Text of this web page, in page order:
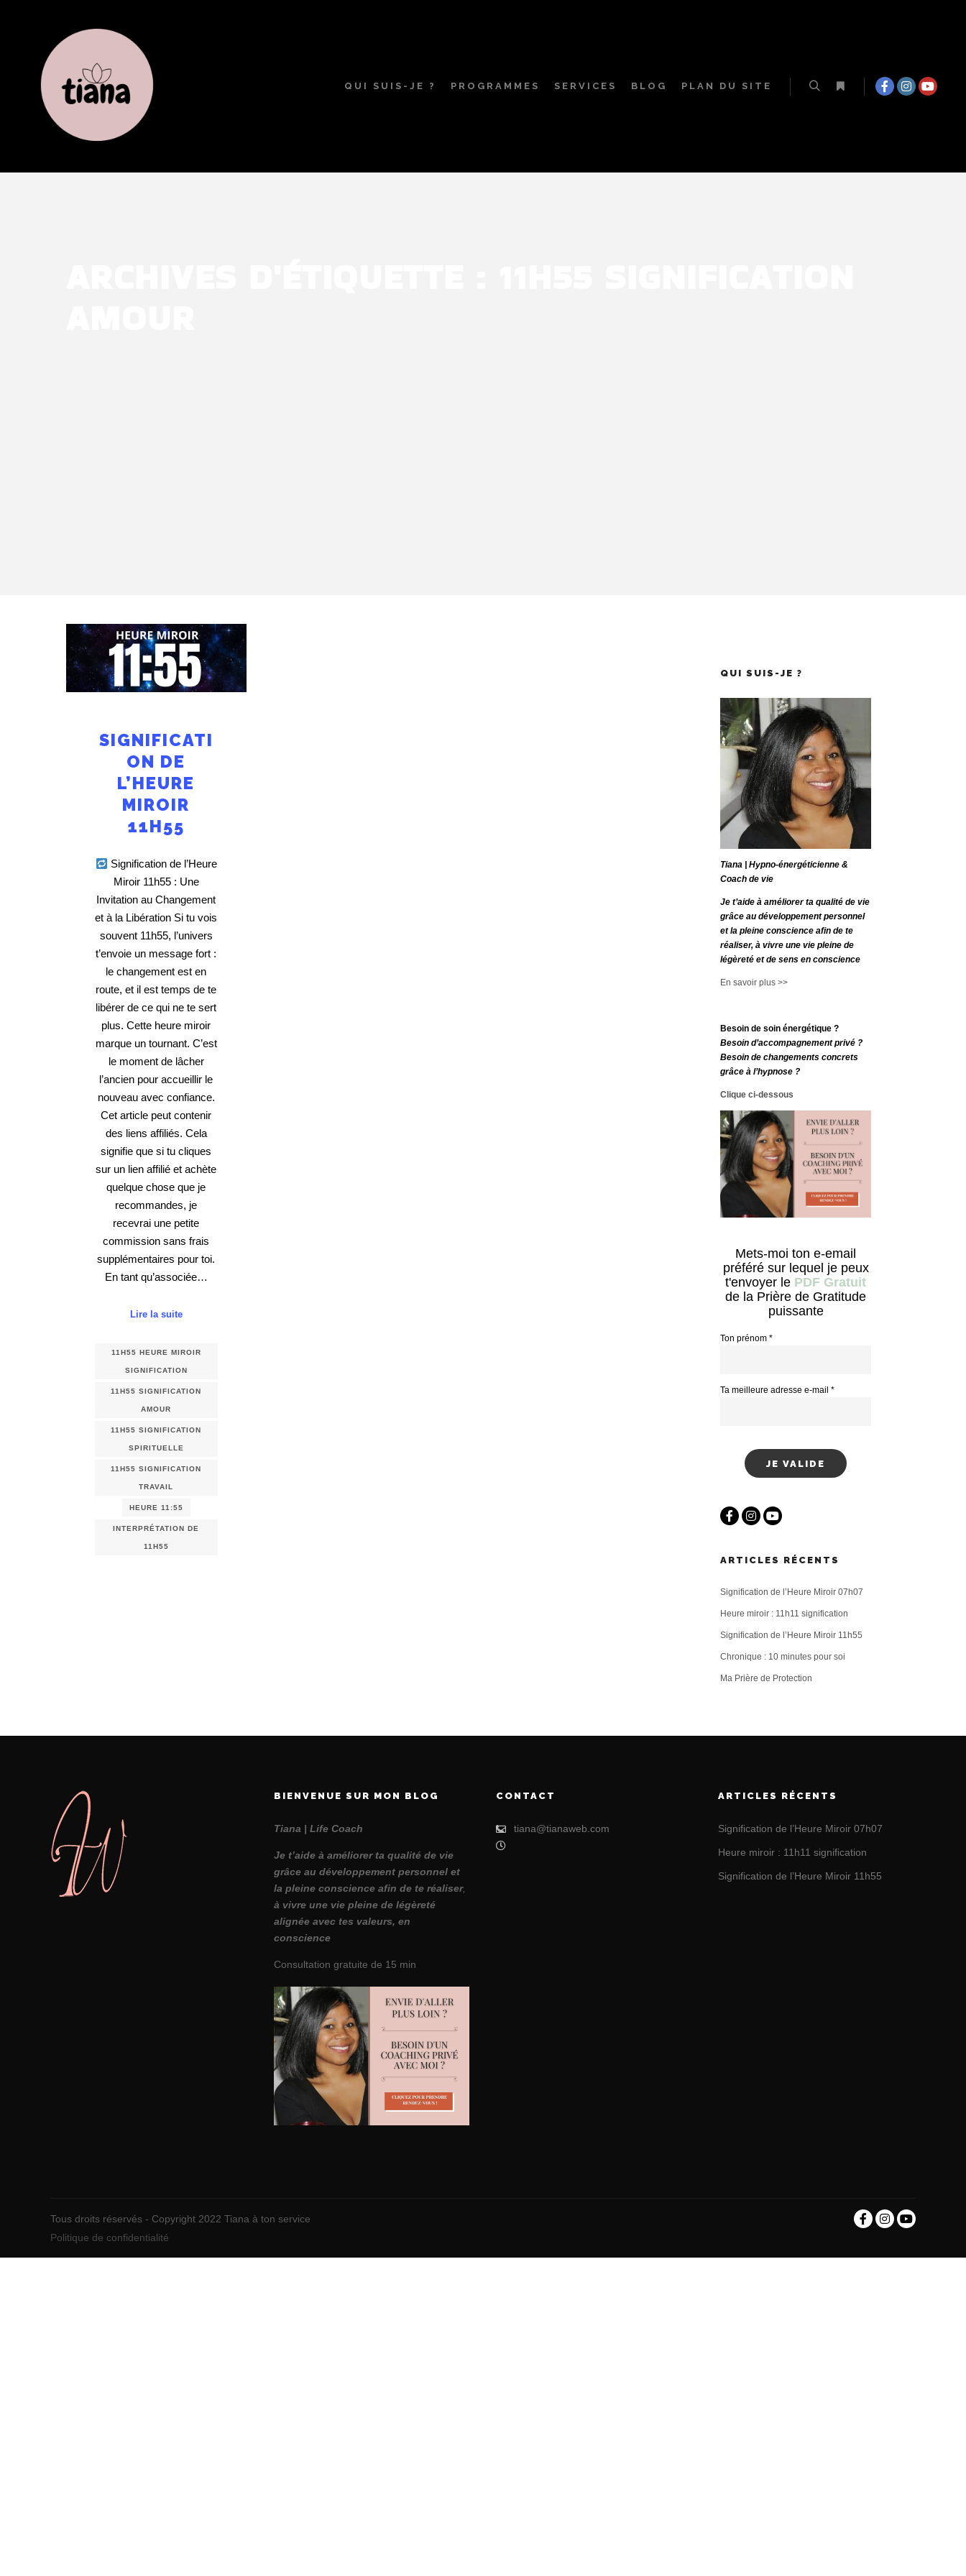
QUI SUIS-JE ? PROGRAMMES SERVICES BLOG PLAN DU SITE
SIGNIFICATI
ON DE
L’HEURE
MIROIR
11H55
Signification de l’Heure
Miroir 11h55 : Une
Invitation au Changement
et à la Libération Si tu vois
souvent 11h55, l’univers
t’envoie un message fort :
le changement est en
route, et il est temps de te
libérer de ce qui ne te sert
plus. Cette heure miroir
marque un tournant. C’est
le moment de lâcher
l’ancien pour accueillir le
nouveau avec confiance.
Cet article peut contenir
des liens affiliés. Cela
signifie que si tu cliques
sur un lien affilié et achète
quelque chose que je
recommandes, je
recevrai une petite
commission sans frais
supplémentaires pour toi.
En tant qu’associée…
Lire la suite
11H55 HEURE MIROIR
SIGNIFICATION
11H55 SIGNIFICATION
AMOUR
11H55 SIGNIFICATION
SPIRITUELLE
11H55 SIGNIFICATION
TRAVAIL
HEURE 11:55
INTERPRÉTATION DE
11H55
QUI SUIS-JE ?
Tiana | Hypno-énergéticienne &
Coach de vie
Je t’aide à améliorer ta qualité de vie
grâce au développement personnel
et la pleine conscience afin de te
réaliser, à vivre une vie pleine de
légèreté et de sens en conscience
En savoir plus >>
Besoin de soin énergétique ?
Besoin d’accompagnement privé ?
Besoin de changements concrets
grâce à l’hypnose ?
Clique ci-dessous
Mets-moi ton e-email
préféré sur lequel je peux
t'envoyer le PDF Gratuit
de la Prière de Gratitude
puissante
Ton prénom *
Ta meilleure adresse e-mail *
ARTICLES RÉCENTS
Signification de l’Heure Miroir 07h07
Heure miroir : 11h11 signification
Signification de l’Heure Miroir 11h55
Chronique : 10 minutes pour soi
Ma Prière de Protection
BIENVENUE SUR MON BLOG
Tiana | Life Coach
Je t’aide à améliorer ta qualité de vie
grâce au développement personnel et
la pleine conscience afin de te réaliser,
à vivre une vie pleine de légèreté
alignée avec tes valeurs, en
conscience
Consultation gratuite de 15 min
CONTACT
tiana@tianaweb.com
ARTICLES RÉCENTS
Signification de l’Heure Miroir 07h07
Heure miroir : 11h11 signification
Signification de l’Heure Miroir 11h55
Tous droits réservés - Copyright 2022 Tiana à ton service
Politique de confidentialité